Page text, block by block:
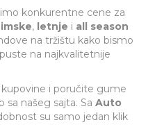
konkurentne cene za
, letnje i all season
na tržištu kako bismo
na najkvalitetnije
i poručite gume
našeg sajta. Sa Auto
su samo jedan klik